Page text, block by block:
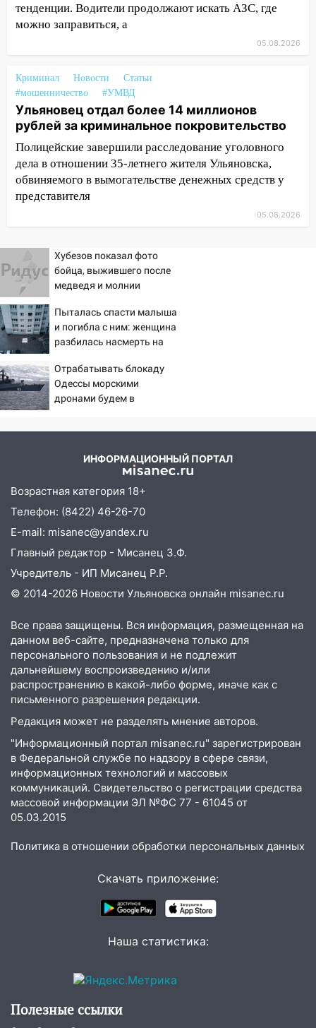
20:06 В Ишеевке 24-летний мужчина
ударил знакомого ножом в грудь
Зинина
19:10 Прогноз погоды в Ульяновской
области на 4 августа
18:54 На трассе Казань — Ульяновск
вспыхнул бензовоз
18:32 В Ульяновской области на
обновление водоснабжения направят
17:36
Прокуратура заставила
предприятие в Павловском районе
погасить долг за электричество
17:26
В парке «Прибрежный» девушка
сорвалась с обрыва
17:04
На Ульяновскую область
надвигается опасная непогода: крупный
град и шквал до 25 м/с
16:00
На перекрёстке Гая,
Мобильная поликлиника приедет
в сёла Новоспасского района:
опубликован график на август
15:54
В Барышском районе опасную
детскую площадку привели в порядок
15:48
На Димитровградском шоссе
загорелся полигон промышленных
отходов
15:36 В Ульяновской области собрали
более 556 тысяч тонн зерна
14:46 Ульяновка вошла в «домовой чат»
и отдала мошенникам более 5,2 млн
рублей
14:30
В Старомайнском районе пастух
душить
14:09 На ремонте школы в
Димитровграде похитили более 3,9 млн
рублей
незаконно срубил в лесу десять дубов
В Ульяновске сотрудница пункта
выдачи месяцами забирала заказы без
ждали «дегустации» на остановке
В Ясашной Ташле водитель без
прав снёс забор и перевернулся
12:10 В Ульяновске Renault сбил 10-
тенденции. Водители продолжают искать АЗС, где
можно заправиться, а
05.08.2026
Криминал Новости
Статьи
#мошенничество
#УМВД
Ульяновец отдал более 14 миллионов
рублей за криминальное покровительство
Полицейские завершили расследование уголовного
дела в отношении 35-летнего жителя Ульяновска,
обвиняемого в вымогательстве денежных средств у
представителя
05.08.2026
Хубезов показал фото
бойца, выжившего после
медведя и молнии
Пыталась спасти малыша
и погибла с ним: женщина
разбилась насмерть на
– Новости
Отрабатывать блокаду
Одессы морскими
дронами будем в
ИНФОРМАЦИОННЫЙ ПОРТАЛ
Возрастная категория 18+
Телефон: (8422) 46-26-70
E-mail: misanec@yandex.ru
Главный редактор - Мисанец З.Ф.
Учредитель - ИП Мисанец Р.Р.
© 2014-2026 Новости Ульяновска онлайн misanec.ru
Все права защищены. Вся информация, размещенная на
данном веб-сайте, предназначена только для
персонального пользования и не подлежит
дальнейшему воспроизведению и/или
распространению в какой-либо форме, иначе как с
письменного разрешения редакции.
Редакция может не разделять мнение авторов.
"Информационный портал misanec.ru" зарегистрирован
в Федеральной службе по надзору в сфере связи,
информационных технологий и массовых
коммуникаций. Свидетельство о регистрации средства
массовой информации ЭЛ №ФС 77 - 61045 от
05.03.2015
Политика в отношении обработки персональных данных
Скачать приложение:
Наша статистика:
Полезные ссылки